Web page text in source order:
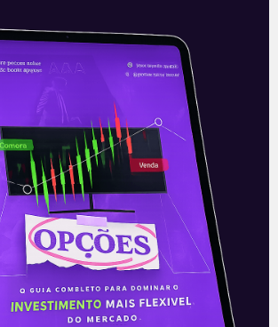
rodovias BR-381 e
agendada para novembro e,
para dezembro de 2021,
rodovia entre Minas Gerais e
que inclui os trechos da